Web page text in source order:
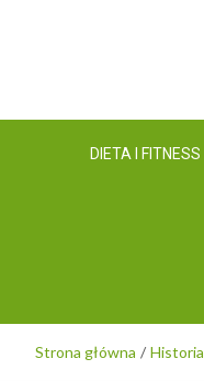
DIETA I FITNESS
Strona główna Historia